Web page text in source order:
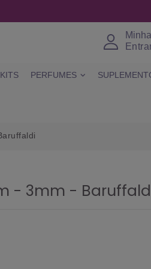
KITS PERFUMES
- 3mm -